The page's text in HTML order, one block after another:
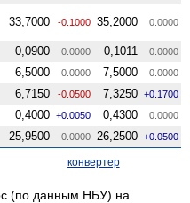
33,7000 -0.1000 35,2000 0.0000
0,0900 0.0000 0,1011 0.0000
6,5000 0.0000 7,5000 0.0000
6,7150 -0.0500 7,3250 +0.1700
0,4000 +0.0050 0,4300 0.0000
25,9500 0.0000 26,2500 +0.0500
конвертер
(по данным НБУ) на